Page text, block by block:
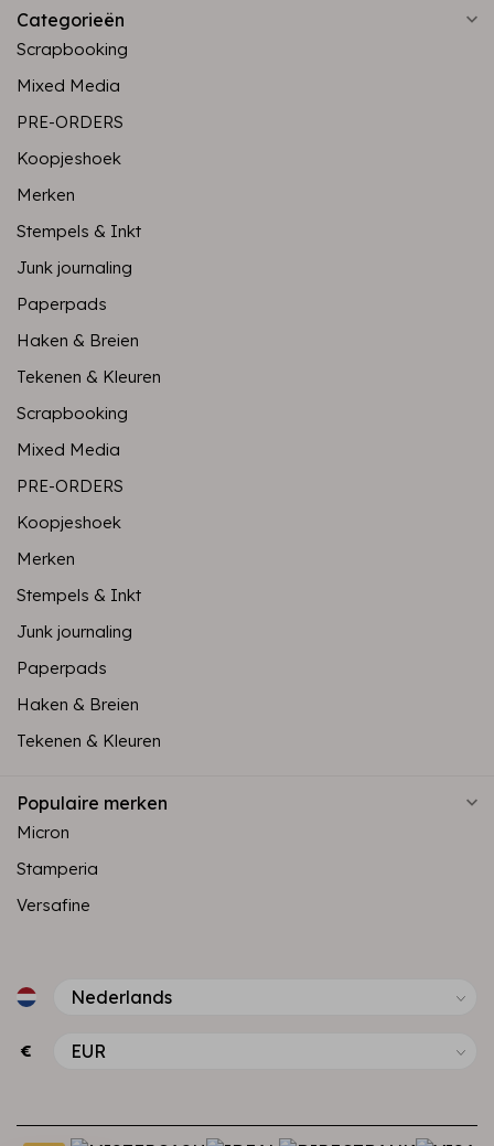
Categorieën
Scrapbooking
Mixed Media
PRE-ORDERS
Koopjeshoek
Merken
Stempels & Inkt
Junk journaling
Paperpads
Haken & Breien
Tekenen & Kleuren
Scrapbooking
Mixed Media
PRE-ORDERS
Koopjeshoek
Merken
Stempels & Inkt
Junk journaling
Paperpads
Haken & Breien
Tekenen & Kleuren
Populaire merken
Micron
Stamperia
Versafine
€